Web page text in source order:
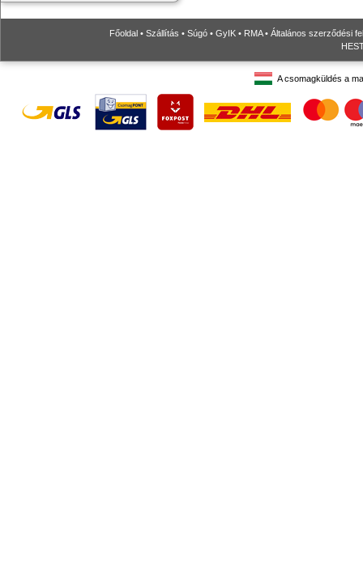
Főoldal • Szállítás • Súgó • GyIK • RMA• Általános szerződési
A csomagküldés a